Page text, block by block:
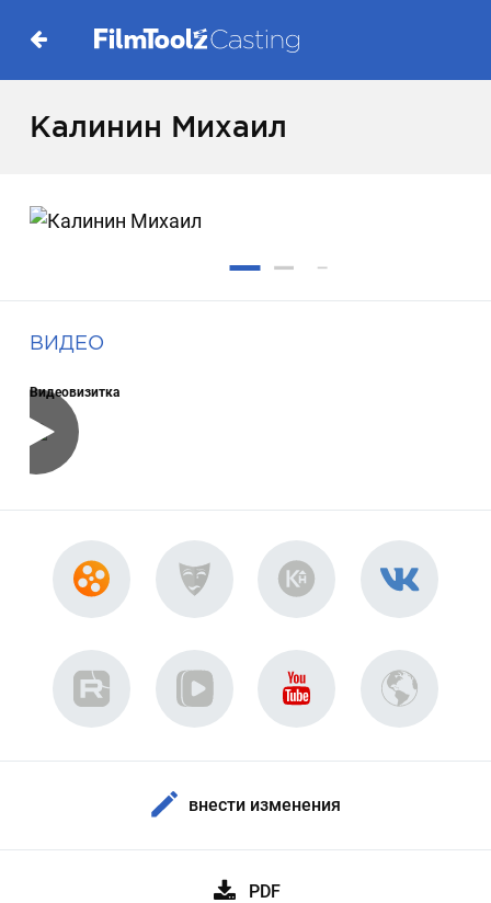
Калинин Михаил
ВИДЕО
Видеовизитка
внести изменения
PDF